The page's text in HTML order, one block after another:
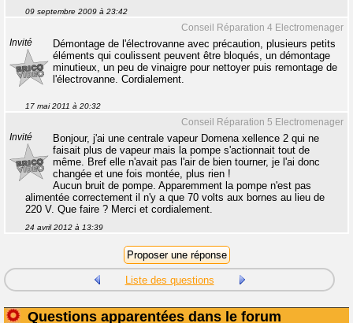
09 septembre 2009 à 23:42
Conseil Réparation 4 Electromenager
Invité
Démontage de l'électrovanne avec précaution, plusieurs petits
éléments qui coulissent peuvent être bloqués, un démontage
minutieux, un peu de vinaigre pour nettoyer puis remontage de
l'électrovanne. Cordialement.
17 mai 2011 à 20:32
Conseil Réparation 5 Electromenager
Invité
Bonjour, j'ai une centrale vapeur Domena xellence 2 qui ne
faisait plus de vapeur mais la pompe s'actionnait tout de
même. Bref elle n'avait pas l'air de bien tourner, je l'ai donc
changée et une fois montée, plus rien !
Aucun bruit de pompe. Apparemment la pompe n'est pas
alimentée correctement il n'y a que 70 volts aux bornes au lieu de
220 V. Que faire ? Merci et cordialement.
24 avril 2012 à 13:39
Liste des questions
Questions apparentées dans le forum